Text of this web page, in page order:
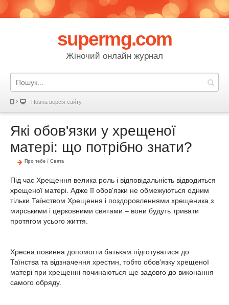
supermg.com
Жіночий онлайн журнал
Повна версія сайту
Які обов'язки у хрещеної
матері: що потрібно знати?
Про тебе / Свята
Під час Хрещення велика роль і відповідальність відводиться
хрещеної матері. Адже її обов'язки не обмежуються одним
тільки Таїнством Хрещення і поздоровленнями хрещеника з
мирськими і церковними святами – вони будуть тривати
протягом усього життя.
Хресна повинна допомогти батькам підготуватися до
Таїнства та відзначення хрестин, тобто обов'язку хрещеної
матері при хрещенні починаються ще задовго до виконання
самого обряду.